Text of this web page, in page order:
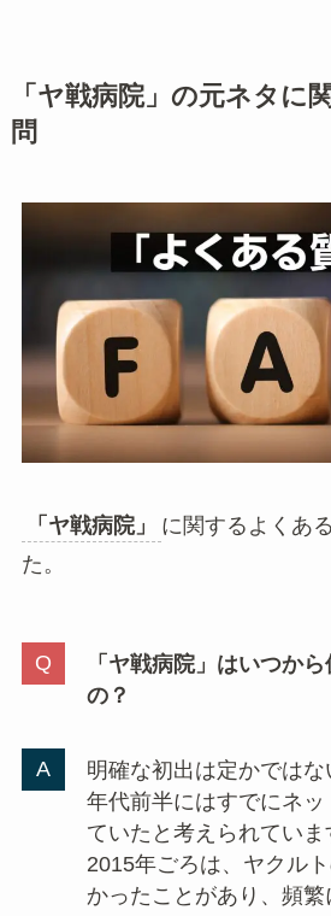
「ヤ戦病院」の元ネタに
問
「ヤ戦病院」
に関するよくあ
た。
「ヤ戦病院」はいつか
の？
明確な初出は定かでは
年代前半にはすでにネ
ていたと考えられてい
2015年ごろは、ヤクル
かったことがあり、頻繁